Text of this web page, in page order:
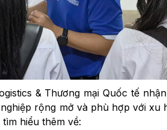
& Thương mại Quốc tế
rộng mở và phù hợp với xu
hiểu thêm về: